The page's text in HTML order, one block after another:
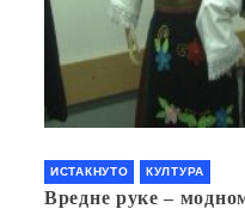
ИСТАКНУТО КУЛТУРА
Вредне руке –